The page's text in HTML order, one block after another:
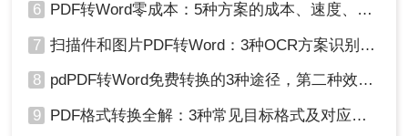
6 PDF转Word零成本：5种方案的成本、速度、精度对比！
7 扫描件和图片PDF转Word：3种OCR方案识别率实测！
8 pdPDF转Word免费转换的3种途径，第二种效率最高！
9 PDF格式转换全解：3种常见目标格式及对应操作方法！